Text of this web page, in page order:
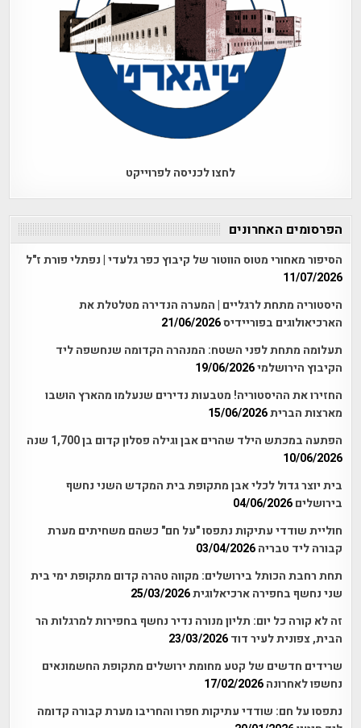
לחצו לכניסה לפרוייקט
הפרסומים האחרונים
הסיפור מאחורי מטוס הווטור של קיבוץ כפר גלעדי | נפתלי פורת ז"ל
11/07/2026
היסטוריה מתחת לרגליים | המערה הנדירה מטלטלת את
הארכיאולוגים בפוריידיס21/06/2026
תעלומה מתחת לפני השטח: המנהרה הקדומה שנחשפה ליד
הקיבוץ הירושלמי19/06/2026
החזירו את ההיסטוריה! מטבעות נדירים שנעלמו מהארץ הושבו
מארצות הברית15/06/2026
הפתעה במכתש הילד שהרים אבן וגילה פסלון קדום בן 1,700 שנה
10/06/2026
בית יוצר גדול לכלי אבן מתקופת בית המקדש השני נחשף
בירושלים 04/06/2026
חוליית שודדי עתיקות נתפסו "על חם" כשהם משחיתים מערת
קבורה ליד טבריה 03/04/2026
תחת רחבת הכותל בירושלים: מקווה טהרה קדום מתקופת ימי בית
שני נחשף בחפירה ארכיאלוגית25/03/2026
זה לא קורה כל יום: תליון מנורה נדיר נחשף בחפירות למרגלות הר
הבית, צפונית לעיר דוד 23/03/2026
שרידים חדשים של קטע מחומת ירושלים מתקופת החשמונאים
נחשפו לאחרונה 17/02/2026
נתפסו על חם: שודדי עתיקות חפרו והחריבו מערת קבורה קדומה